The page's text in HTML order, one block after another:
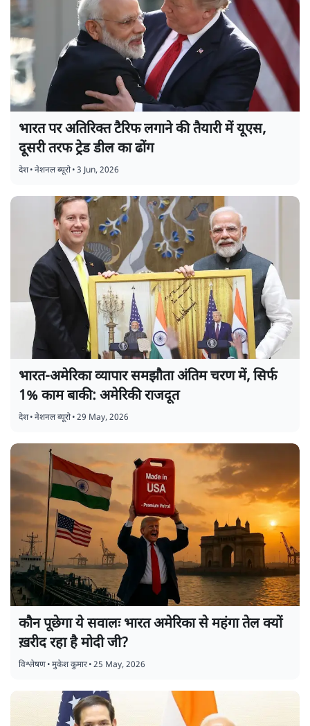
भारत पर अतिरिक्त टैरिफ लगाने की तैयारी में यूएस,
दूसरी तरफ ट्रेड डील का ढोंग
देश•नेशनल ब्यूरो•3 Jun, 2026
भारत-अमेरिका व्यापार समझौता अंतिम चरण में, सिर्फ
1% काम बाकी: अमेरिकी राजदूत
देश•नेशनल ब्यूरो•29 May, 2026
कौन पूछेगा ये सवालः भारत अमेरिका से महंगा तेल क्यों
ख़रीद रहा है मोदी जी?
विश्लेषण•मुकेश कुमार•25 May, 2026